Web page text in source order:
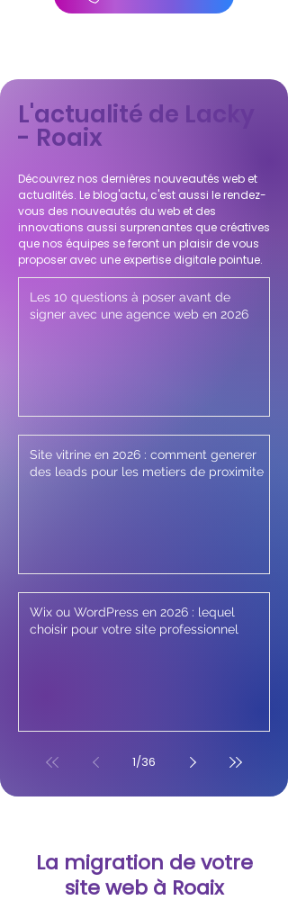
L'actualité de Lacky
- Roaix
Découvrez nos dernières nouveautés web et
actualités. Le blog'actu, c'est aussi le rendez-
vous des nouveautés du web et des
innovations aussi surprenantes que créatives
que nos équipes se feront un plaisir de vous
proposer avec une expertise digitale pointue.
Les 10 questions à poser avant de
signer avec une agence web en 2026
Site vitrine en 2026 : comment generer
des leads pour les metiers de proximite
Wix ou WordPress en 2026 : lequel
choisir pour votre site professionnel
1/36
La migration de votre
site web à Roaix